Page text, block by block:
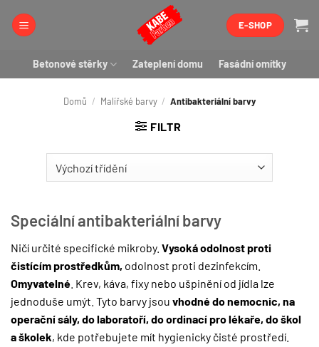
E-SHOP
Betonové stěrky Zateplení domu Fasádní omítky
Domů / Malířské barvy / Antibakteriální barvy
FILTR
Speciální antibakteriální barvy
Ničí určité specifické mikroby. Vysoká odolnost proti
čistícím prostředkům, odolnost proti dezinfekcím.
Omyvatelné . Krev, káva, fixy nebo ušpinění od jídla lze
jednoduše umýt. Tyto barvy jsou vhodné do nemocnic, na
operační sály, do laboratoří, do ordinací pro lékaře, do škol
a školek, kde potřebujete mít hygienicky čisté prostředí.